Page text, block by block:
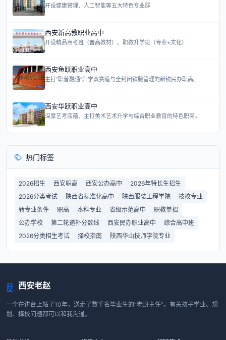
开设健康管理、人工智能等五大特色专业群
西安新高教职业高中
开设精品高考班（普高教材）、职教升学班（专业+文化）
西安鱼跃职业高中
主打“职普融通”升学双赛道与全封闭铁腕管理的新锐民办职高。
西安华跃职业高中
深厚艺考底蕴、主打美术艺术升学与综合职业教育的特色职高。
热门标签
2026招生 西安职高 西安公办高中
2026年特长生招生
2026分类考试
陕西省标准化高中 陕西服装工程学院
技校专业
转专业条件
职高 本科专业 省级示范高中
职教单招
公办学校
第二轮递补分数线 西安民办职业高中
综合高中班
2026分类招生考试
择校指南 陕西华山技师学院专业
西安老赵
一个在讲台上站了10年，送走了数千名毕业生的“老班主任”。有关孩子学业、规
划、择校问题都可以和我沟通。